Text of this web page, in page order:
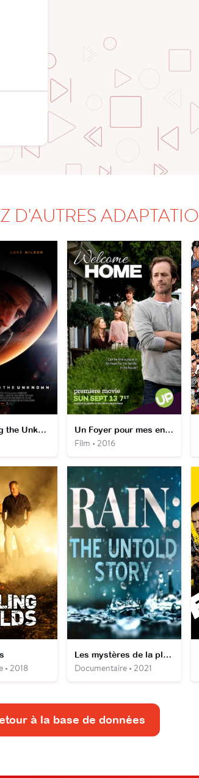
D'AUTRES
Approaching the Unknown Un Foyer pour mes enfants
Film • 2016
• 2018
Les mystères de la pluie
Documentaire • 2021
à la base de données